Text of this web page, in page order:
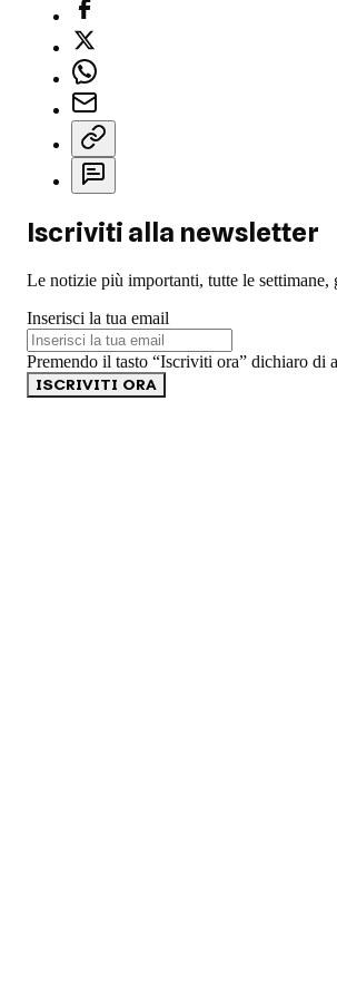
Iscriviti alla newsletter
Le notizie più importanti, tutte le settimane,
Inserisci la tua email
Premendo il tasto “Iscriviti ora” dichiaro di
ISCRIVITI ORA